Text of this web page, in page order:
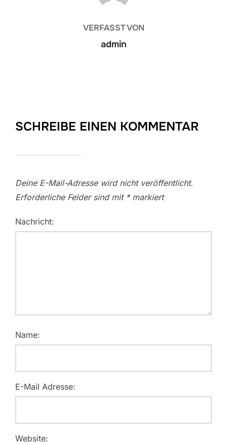
VERFASST VON
admin
SCHREIBE EINEN KOMMENTAR
Deine E-Mail-Adresse wird nicht veröffentlicht.
Erforderliche Felder sind mit *markiert
Nachricht:
Name:
E-Mail Adresse:
Website: